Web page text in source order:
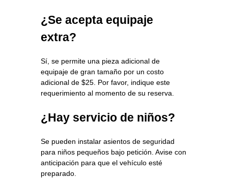
¿Se acepta equipaje
extra?
Sí, se permite una pieza adicional de
equipaje de gran tamaño por un costo
adicional de $25. Por favor, indique este
requerimiento al momento de su reserva.
¿Hay servicio de niños?
Se pueden instalar asientos de seguridad
para niños pequeños bajo petición. Avise con
anticipación para que el vehículo esté
preparado.